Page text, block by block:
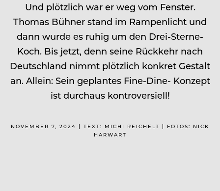
Und plötzlich war er weg vom Fenster.
Thomas Bühner stand im Rampenlicht und
dann wurde es ruhig um den Drei-Sterne-
Koch. Bis jetzt, denn seine Rückkehr nach
Deutschland nimmt plötzlich konkret Gestalt
an. Allein: Sein geplantes Fine-Dine- Konzept
ist durchaus kontroversiell!
NOVEMBER 7, 2024 | TEXT: MICHI REICHELT | FOTOS: NICK
HARWART